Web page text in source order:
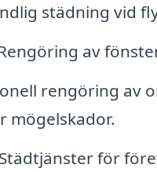
städning vid
av
rengöring av
mögelskador.
för